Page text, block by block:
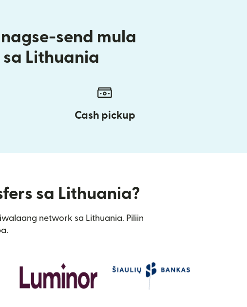
send mula
Lithuania
Cash pickup
sa Lithuania?
network sa Lithuania. Piliin